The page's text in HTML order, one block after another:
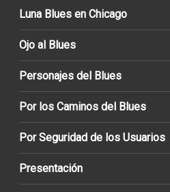
Luna Blues en Chicago
Ojo al Blues
Personajes del Blues
Por los Caminos del Blues
Por Seguridad de los Usuarios
Presentación